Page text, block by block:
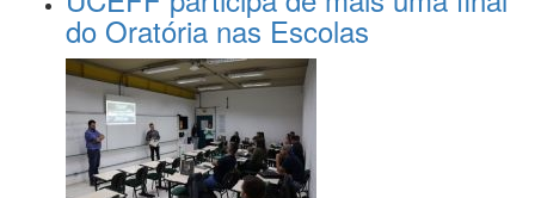
do Oratória nas Escolas